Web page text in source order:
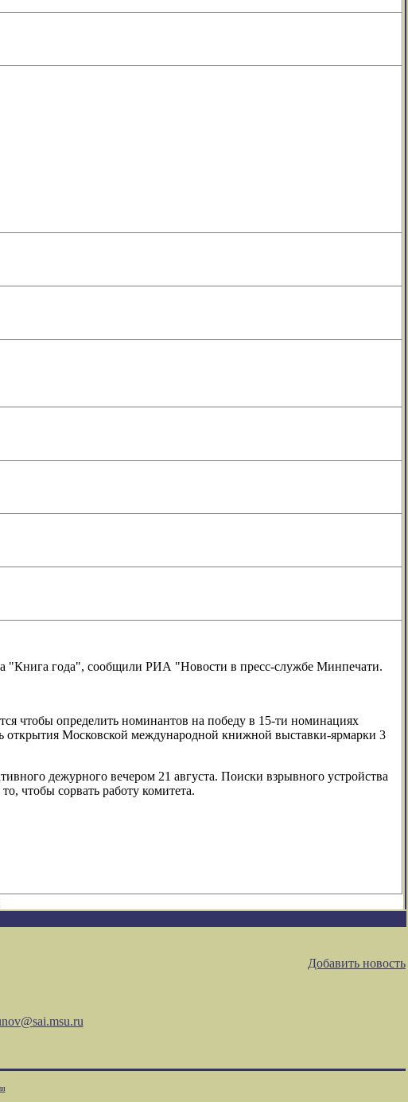
"Книга года", сообщили РИА "Новости в пресс-службе Минпечати.
чтобы определить номинантов на победу в 15-ти номинациях
открытия Московской международной книжной выставки-ярмарки 3
дежурного вечером 21 августа. Поиски взрывного устройства
чтобы сорвать работу комитета.
Добавить новость